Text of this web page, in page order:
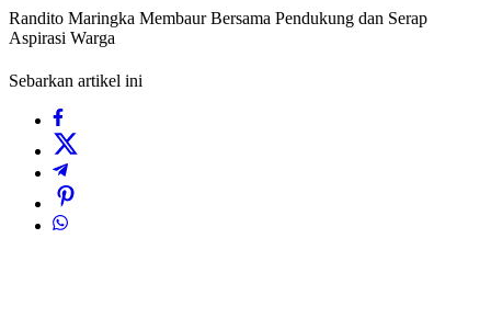
Randito Maringka Membaur Bersama Pendukung dan Serap
Aspirasi Warga
Sebarkan artikel ini